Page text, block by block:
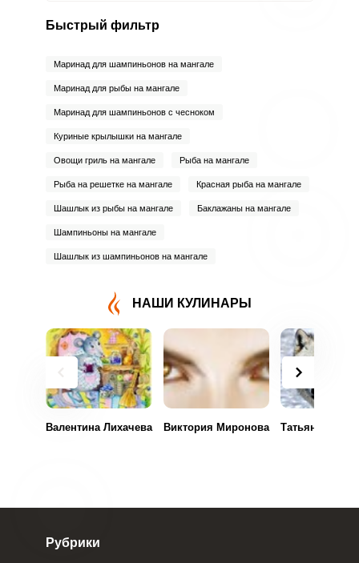
Быстрый фильтр
Маринад для шампиньонов на мангале
Маринад для рыбы на мангале
Маринад для шампиньонов с чесноком
Куриные крылышки на мангале
Овощи гриль на мангале Рыба на мангале
Рыба на решетке на мангале Красная рыба на мангале
Шашлык из рыбы на мангале Баклажаны на мангале
Шампиньоны на мангале
Шашлык из шампиньонов на мангале
НАШИ КУЛИНАРЫ
Валентина Лихачева Виктория Миронова Татьяна
Рубрики
РЕГИСТРАЦИЯ